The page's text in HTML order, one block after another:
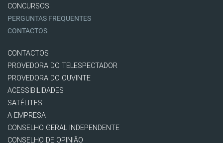
CONCURSOS
PERGUNTAS FREQUENTES
CONTACTOS
CONTACTOS
PROVEDORA DO TELESPECTADOR
PROVEDORA DO OUVINTE
ACESSIBILIDADES
SATÉLITES
A EMPRESA
CONSELHO GERAL INDEPENDENTE
CONSELHO DE OPINIÃO